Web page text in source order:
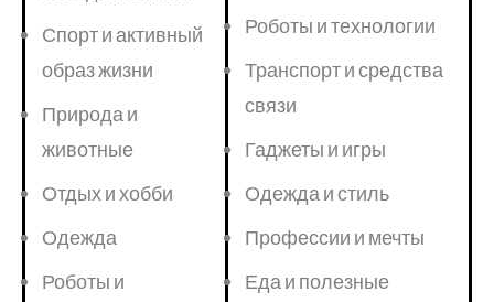
Спорт и активный
образ жизни
Природа и
животные
Отдых и хобби
Одежда
Роботы и
Роботы и технологии
Транспорт и средства
связи
Гаджеты и игры
Одежда и стиль
Профессии и мечты
Еда и полезные